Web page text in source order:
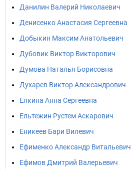
Данилин Валерий Николаевич
Денисенко Анастасия Сергеевна
Добыкин Максим Анатольевич
Дубовик Виктор Викторович
Думова Наталья Борисовна
Духарев Виктор Александрович
Елкина Анна Сергеевна
Ельтежин Рустем Аскарович
Еникеев Бари Вилевич
Ефименко Александр Витальевич
Ефимов Дмитрий Валерьевич